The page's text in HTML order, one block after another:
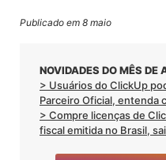
Publicado em 8 maio
NOVIDADES DO MÊS DE
> Usuários do ClickUp
Parceiro Oficial, entenda
> Compre licenças de
fiscal emitida no Brasil,